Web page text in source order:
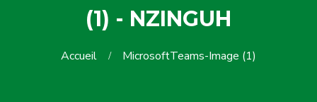
(1) - NZINGUH
Accueil MicrosoftTeams-Image (1)